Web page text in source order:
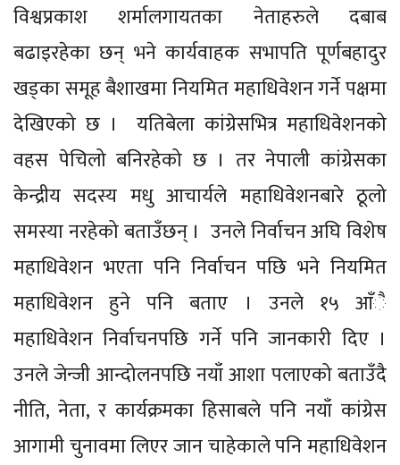
विश्वप्रकाश शर्मालगायतका नेताहरुले दबाब
बढाइरहेका छन् भने कार्यवाहक सभापति पूर्णबहादुर
खड्का समूह बैशाखमा नियमित महाधिवेशन गर्ने पक्षमा
देखिएको छ । यतिबेला कांग्रेसभित्र महाधिवेशनको
वहस पेचिलो बनिरहेको छ । तर नेपाली कांग्रेसका
केन्द्रीय सदस्य मधु आचार्यले महाधिवेशनबारे ठूलो
समस्या नरहेको बताउँछन् । उनले निर्वाचन अघि विशेष
महाधिवेशन भएता पनि निर्वाचन पछि भने नियमित
महाधिवेशन हुने पनि बताए । उनले १५ आँै
महाधिवेशन निर्वाचनपछि गर्ने पनि जानकारी दिए ।
उनले जेन्जी आन्दोलनपछि नयाँ आशा पलाएको बताउँदै
नीति, नेता, र कार्यक्रमका हिसाबले पनि नयाँ कांग्रेस
आगामी चुनावमा लिएर जान चाहेकाले पनि महाधिवेशन